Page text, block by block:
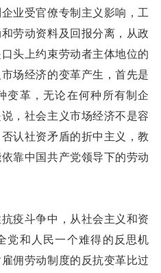
业受官僚专制主义影响，工
劳动资料及回报分离，从政
头上约束劳动者主体地位的
场经济的变革产生，首先是
变革，无论在何种所有制企
，社会主义市场经济不是容
认社资矛盾的折中主义，教
靠中国共产党领导下的劳动
疫斗争中，从社会主义和资
党和人民一个难得的反思机
佣劳动制度的反抗变革比过